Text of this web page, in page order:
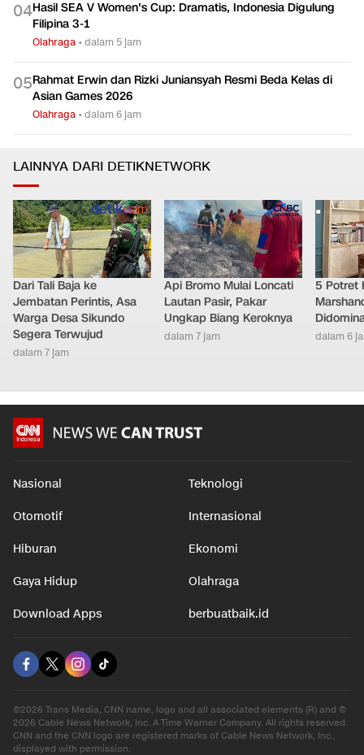
04Hasil SEA V Women's Cup: Dramatis, Indonesia Digulung
Filipina 3-1
Olahraga •dalam 5 jam
05Rahmat Erwin dan Rizki Juniansyah Resmi Beda Kelas di
Asian Games 2026
Olahraga •dalam 6 jam
LAINNYA DARI DETIKNETWORK
Dari Tali Baja ke
Jembatan Perintis, Asa
Warga Desa Sikundo
Segera Terwujud
dalam 7 jam
Api Bromo Mulai Loncati
Lautan Pasir, Pakar
Ungkap Biang Keroknya
dalam 7 jam
5 Potret
dalam 6
Nasional Teknologi
Otomotif Internasional
Hiburan Ekonomi
Gaya Hidup Olahraga
Download Apps berbuatbaik.id
©2026 Trans Media, CNN name, logo and all associated elements (R) and ©
2026 Cable News Network, Inc. A Time Warner Company. All rights reserved.
CNN and the CNN logo are registered marks of Cable News Network, Inc.,
displayed with permission.